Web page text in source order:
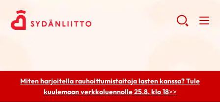
Miten harjoitella rauhoittumistaitoja lasten kanssa? Tule
kuulemaanverkkoluennolle 25.8. klo 18>>